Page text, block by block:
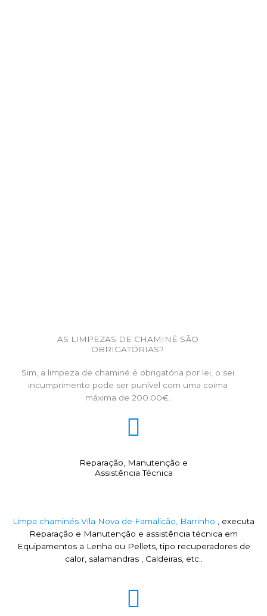
AS LIMPEZAS DE CHAMINÉ SÃO
OBRIGATÓRIAS?
Sim, a limpeza de chaminé é obrigatória por lei, o sei
incumprimento pode ser punível com uma coima
máxima de 200.00€.
Reparação, Manutenção e
Assistência Técnica
Limpa chaminés Vila Nova de Famalicão, Barrinho , executa
Reparação e Manutenção e assistência técnica em
Equipamentos a Lenha ou Pellets, tipo recuperadores de
calor, salamandras , Caldeiras, etc..